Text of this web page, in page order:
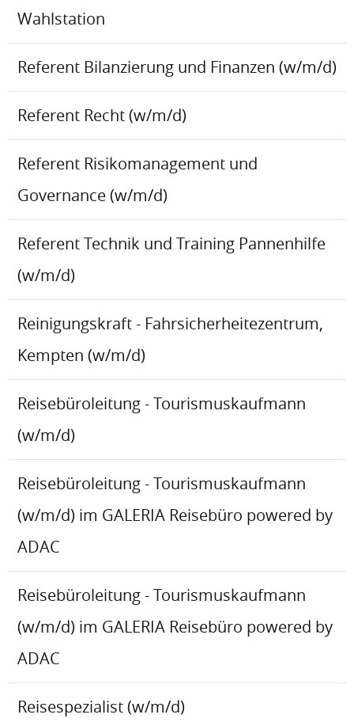
Wahlstation
Referent Bilanzierung und Finanzen (w/m/d)
Referent Recht (w/m/d)
Referent Risikomanagement und
Governance (w/m/d)
Referent Technik und Training Pannenhilfe
(w/m/d)
Reinigungskraft - Fahrsicherheitezentrum,
Kempten (w/m/d)
Reisebüroleitung - Tourismuskaufmann
(w/m/d)
Reisebüroleitung - Tourismuskaufmann
(w/m/d) im GALERIA Reisebüro powered by
ADAC
Reisebüroleitung - Tourismuskaufmann
(w/m/d) im GALERIA Reisebüro powered by
ADAC
Reisespezialist (w/m/d)